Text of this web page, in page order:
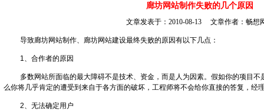
廊坊网站制作失败的几个原因
文章发表于：2010-08-13 文章作者： 畅想
导致廊坊网站制作、 廊坊网站建设最终失败的原因有以下几点：
1、合作者的原因
多数网站所面临的最大障碍不是技术、资金，而是人为因素。假如你的项目
么你将几乎肯定的遭受到来自于各方面的破坏，工程师将不会给你直接的答复，经
2、无法确定用户